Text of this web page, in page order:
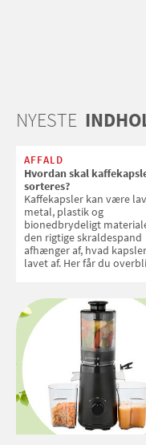
NYESTE
AFFALD
Hvordan skal
sorteres?
Kaffekapsler kan være
metal, plastik og
bionedbrydeligt
den rigtige skraldespand
afhænger af, hvad
lavet af. Her får du